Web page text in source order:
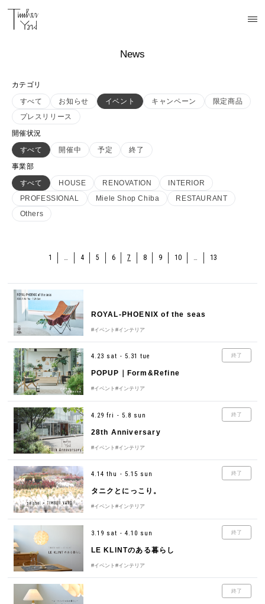
News
カテゴリ
すべて
お知らせ イベント キャンペーン
限定商品
プレスリリース
開催状況
すべて
開催中 予定
終了
事業部
すべて
HOUSE RENOVATION
INTERIOR
PROFESSIONAL
Miele Shop Chiba
RESTAURANT
Others
1 … 4 5 6 7 8 9 10 … 13
ROYAL-PHOENIX of the seas
#イベント #インテリア
終了
4.23 sat - 5.31 tue
POPUP｜Form&Refine
#イベント #インテリア
終了
4.29 fri - 5.8 sun
28th Anniversary
#イベント #インテリア
終了
4.14 thu - 5.15 sun
タニクとにっこり。
#イベント #インテリア
終了
3.19 sat - 4.10 sun
LE KLINTのある暮らし
#イベント #インテリア
終了